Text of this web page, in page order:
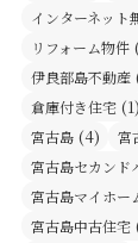
インターネット
リフォーム物件
伊良部島不動産
倉庫付き住宅 (1)
宮古島 (4) 宮
宮古島セカンド
宮古島マイホー
宮古島中古住宅